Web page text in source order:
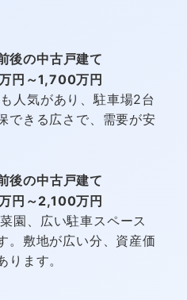
後の中古戸建て
円～1,700万円
人気があり、駐車場2台
できる広さで、需要が安
後の中古戸建て
円～2,100万円
園、広い駐車スペース
。敷地が広い分、資産価
ります。